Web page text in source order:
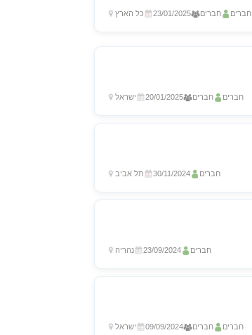
כל הארץ 23/01/2025 חברים חברים
ישראל 20/01/2025 חברים חברים
תל אביב 30/11/2024 חברים
נהריה 23/09/2024 חברים
ישראל 09/09/2024 חברים חברים